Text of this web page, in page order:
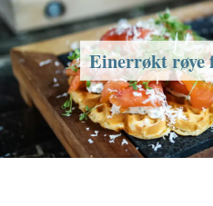
Einerrøkt røye